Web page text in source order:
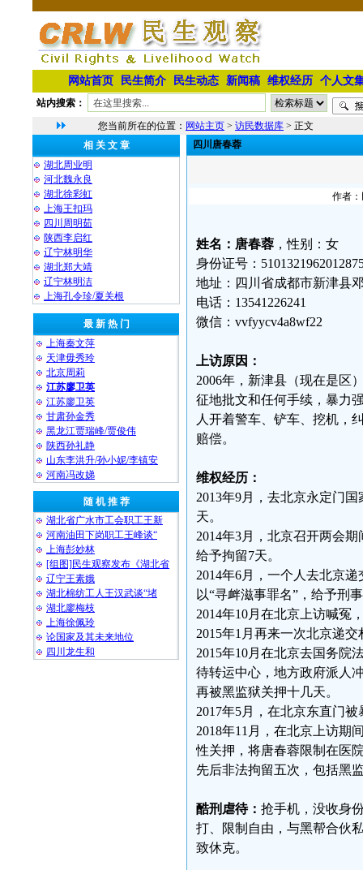
网站首页 民生简介 民生动态 新闻稿 维权经历 个人文
站内搜索：
您当前所在的位置： 网站主页 > 访民数据库 > 正文
相 关 文 章
湖北周业明
河北魏永良
湖北徐彩虹
上海王扣玛
四川周明茹
陕西李启红
辽宁林明华
湖北郑大靖
⁨辽宁林明洁
上海孔令珍/夏关根
最 新 热 门
上海秦文萍
天津毋秀玲
北京周莉
江苏廖卫英
江苏廖卫英
甘肃孙金秀
黑龙江贾瑞峰/贾俊伟
陕西孙礼静
山东李洪升/孙小妮/李镇安
河南冯改娣
随 机 推 荐
湖北省广水市工会职工王新
河南油田下岗职工王峰谈“
上海彭妙林⁩
[组图]民生观察发布《湖北省
辽宁王素娥
湖北棉纺工人王汉武谈“堵
湖北廖梅枝
上海徐佩玲
论国家及其未来地位
四川龙生和
四川唐春蓉
作者：
姓名：唐春蓉，性别：女
身份证号：
地址：四川省成都市新津县
电话：13541226241
微信：vvfyycv4a8wf22
上访原因：
2006年，新津县（现在是区
征地批文和任何手续，暴力
人开着警车、铲车、挖机，
赔偿。
维权经历：
2013年9月，去北京永定门
天。
2014年3月，北京召开两会
给予拘留7天。
2014年6月，一个人去北京
以“寻衅滋事罪名”，给予刑
2014年10月在北京上访喊冤
2015年1月再来一次北京递
2015年10月在北京去国务院
待转运中心，地方政府派人
再被黑监狱关押十几天。
2017年5月，在北京东直门
2018年11月，在北京上访期
性关押，将唐春蓉限制在医
先后非法拘留五次，包括黑
酷刑虐待： 抢手机，没收身
打、限制自由，与黑帮合伙
致休克。